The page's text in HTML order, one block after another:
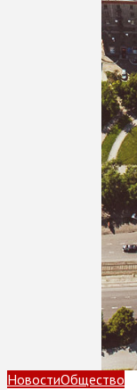
НовостиОбщество